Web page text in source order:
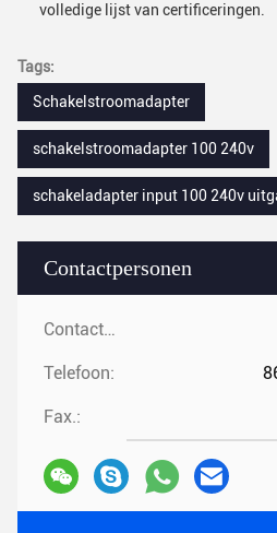
Contactpersonen
Contactpersonen:
Telefoon:
Fax.:
volledige lijst van certificeringen.
Tags:
Schakelstroomadapter
schakelstroomadapter 100 240v
schakeladapter input 100 240v